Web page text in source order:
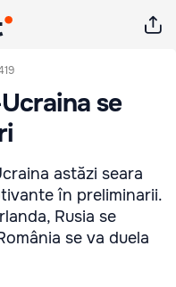
se
astăzi seara
în preliminarii.
Rusia se
se va duela